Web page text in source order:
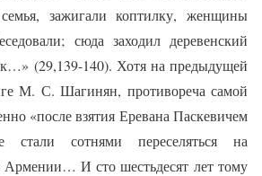
семья, зажигали коптилку, женщины
сюда заходил деревенский
(29,139-140). Хотя на предыдущей
М. С. Шагинян, противореча самой
«после взятия Еревана Паскевичем
стали сотнями переселяться на
Армении… И сто шестьдесят лет тому